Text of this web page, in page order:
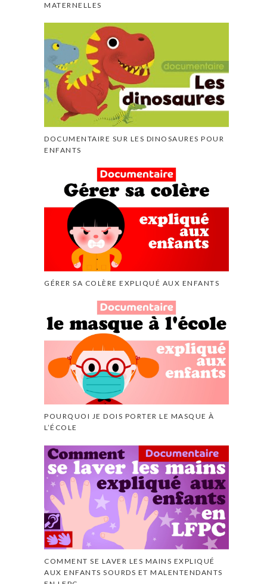
MATERNELLES
DOCUMENTAIRE SUR LES DINOSAURES POUR
ENFANTS
GÉRER SA COLÈRE EXPLIQUÉ AUX ENFANTS
POURQUOI JE DOIS PORTER LE MASQUE À
L’ÉCOLE
COMMENT SE LAVER LES MAINS EXPLIQUÉ
AUX ENFANTS SOURDS ET MALENTENDANTS